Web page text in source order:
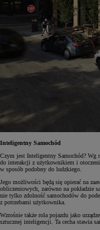
Inteligentny Samochód
Czym jest Inteligentny Samochód? Wg
do interakcji z użytkownikiem i
w sposób podobny do ludzkiego.
Jego możliwości będą się opierać na
obliczeniowych, zarówno na pokładzie
nie tylko zdolność samochodów do
z potrzebami użytkownika.
Wzrośnie także rola pojazdu jako
sztucznej inteligencji. Ta cecha stawia